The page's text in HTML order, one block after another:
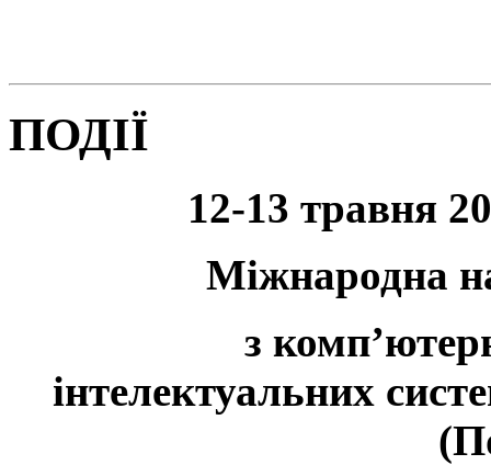
ПОДІЇ
12-13 травня
Міжнародна
з
інтелектуальних